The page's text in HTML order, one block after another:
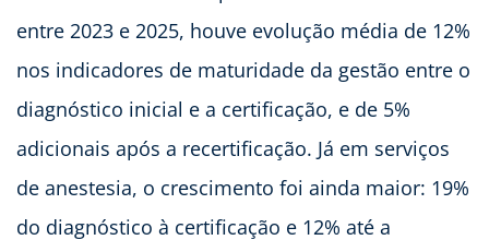
entre 2023 e 2025, houve evolução média de 12%
nos indicadores de maturidade da gestão entre o
diagnóstico inicial e a certificação, e de 5%
adicionais após a recertificação. Já em serviços
de anestesia, o crescimento foi ainda maior: 19%
do diagnóstico à certificação e 12% até a